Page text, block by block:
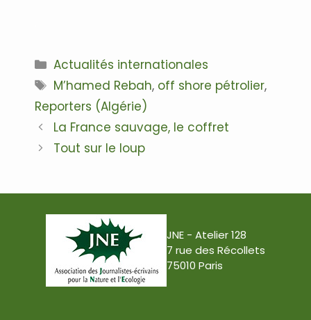
Catégories
Actualités internationales
Étiquettes
M’hamed Rebah, off shore pétrolier,
Reporters (Algérie)
Navigation
des
La France sauvage, le coffret
Tout sur le loup
JNE - Atelier 128
7 rue des Récollets
75010 Paris